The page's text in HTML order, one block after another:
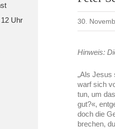
30.
Hinweis:
„Als Jesus
warf sich
tun, um
gut?«,
doch die
brechen,
Uhr